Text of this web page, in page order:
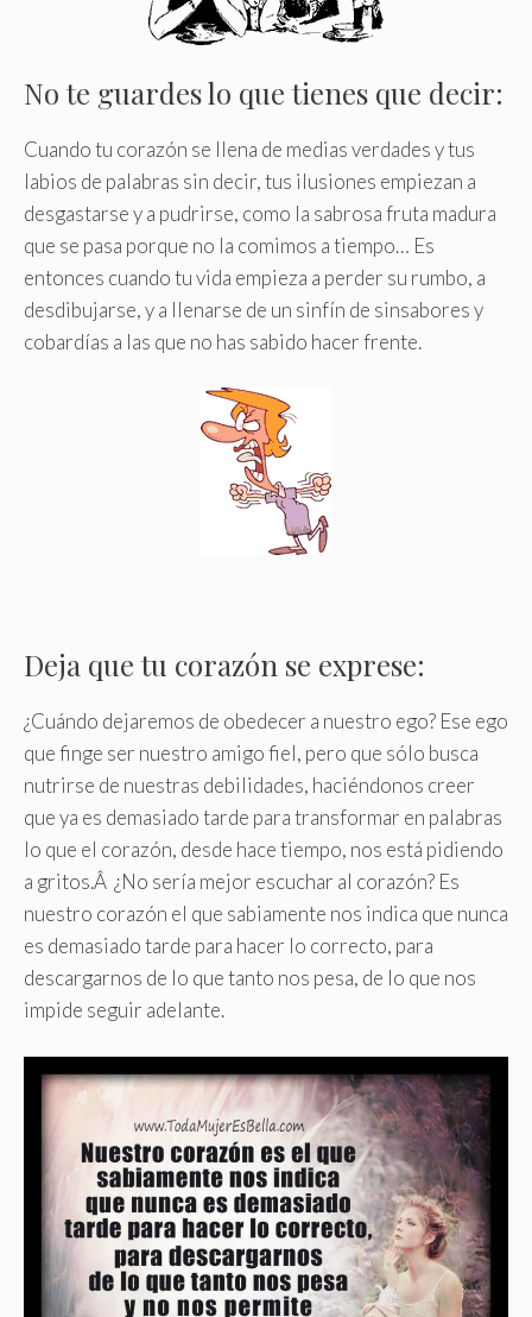
No te guardes lo que tienes que decir:
Cuando tu corazón se llena de medias verdades y tus
labios de palabras sin decir, tus ilusiones empiezan a
desgastarse y a pudrirse, como la sabrosa fruta madura
que se pasa porque no la comimos a tiempo… Es
entonces cuando tu vida empieza a perder su rumbo, a
desdibujarse, y a llenarse de un sinfín de sinsabores y
cobardías a las que no has sabido hacer frente.
Deja que tu corazón se exprese:
¿Cuándo dejaremos de obedecer a nuestro ego? Ese ego
que finge ser nuestro amigo fiel, pero que sólo busca
nutrirse de nuestras debilidades, haciéndonos creer
que ya es demasiado tarde para transformar en palabras
lo que el corazón, desde hace tiempo, nos está pidiendo
a gritos.Â ¿No sería mejor escuchar al corazón? Es
nuestro corazón el que sabiamente nos indica que nunca
es demasiado tarde para hacer lo correcto, para
descargarnos de lo que tanto nos pesa, de lo que nos
impide seguir adelante.